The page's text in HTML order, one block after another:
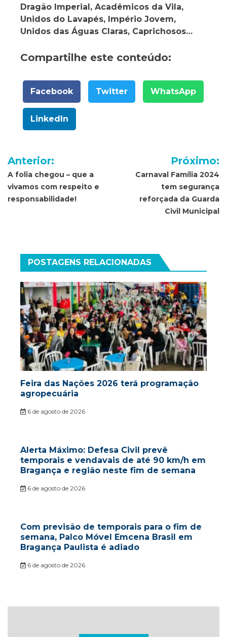
Dragão Imperial, Acadêmicos da Vila,
Unidos do Lavapés, Império Jovem,
Unidos das Águas Claras, Caprichosos…
Compartilhe este conteúdo:
Facebook Twitter WhatsApp
LinkedIn
Navegação
de
Post
Anterior:
A folia chegou – que a
vivamos com respeito e
responsabilidade!
Próximo:
Carnaval Família 2024
tem segurança
reforçada da Guarda
Civil Municipal
POSTAGENS RELACIONADAS
Feira das Nações 2026 terá programação
agropecuária
6 de agosto de 2026
Alerta Máximo: Defesa Civil prevê
temporais e vendavais de até 90 km/h em
Bragança e região neste fim de semana
6 de agosto de 2026
Com previsão de temporais para o fim de
semana, Palco Móvel Emcena Brasil em
Bragança Paulista é adiado
6 de agosto de 2026